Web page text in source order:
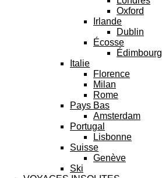
Oxford
Irlande
Dublin
Écosse
Édimbourg
Italie
Florence
Milan
Rome
Pays Bas
Amsterdam
Portugal
Lisbonne
Suisse
Genève
Ski